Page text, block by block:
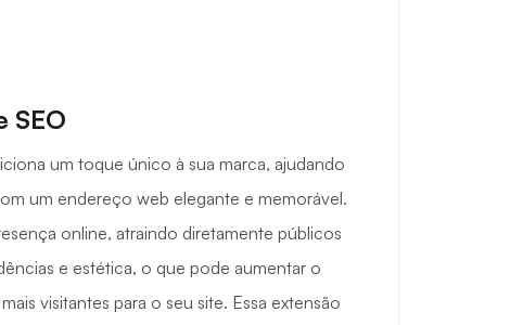
SEO
um toque único à sua marca, ajudando
um endereço web elegante e memorável.
online, atraindo diretamente públicos
e estética, o que pode aumentar o
visitantes para o seu site. Essa extensão